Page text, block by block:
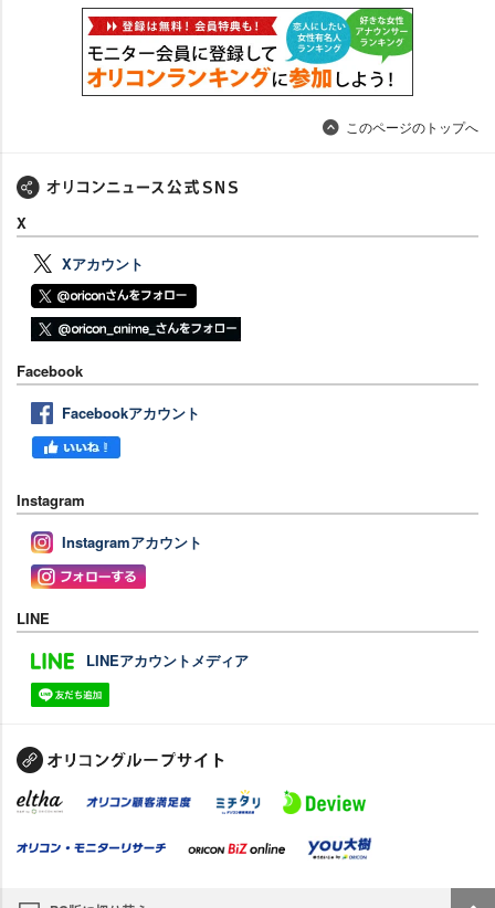
このページのトップへ
X
Xアカウント
Facebook
Facebookアカウント
Instagram
Instagramアカウント
LINE
LINEアカウントメディア